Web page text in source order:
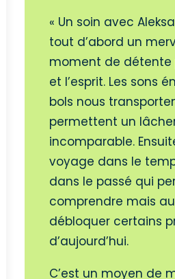
« Un soin avec
tout d’abord un
moment de détente
et l’esprit. Les sons
bols nous
permettent un
incomparable.
voyage dans le
dans le passé qui
comprendre mais
débloquer certains
d’aujourd’hui.
C’est un moyen de